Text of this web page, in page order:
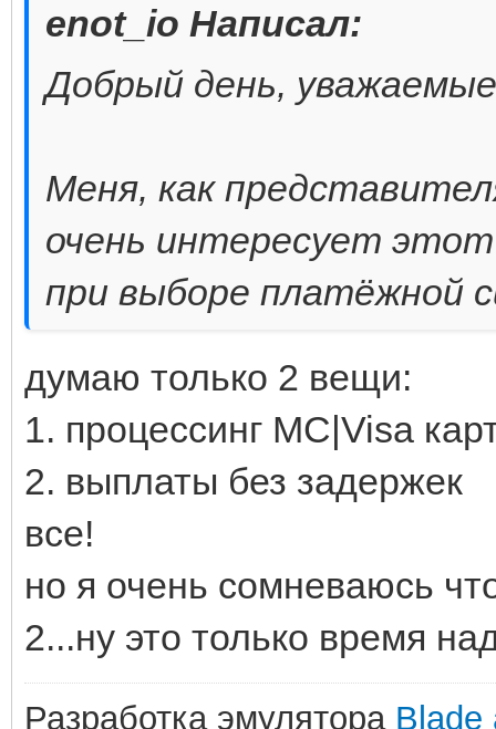
enot_io Написал:
Добрый день,
Меня, как
очень интересует
при выборе платёжной
думаю только 2 вещи:
1. процессинг MC|Visa
2. выплаты без задержек
все!
но я очень сомневаюсь
2...ну это только время
Разработка эмулятора Blade